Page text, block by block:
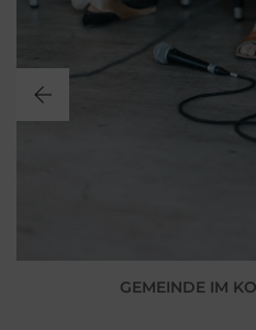
GEMEINDE IM